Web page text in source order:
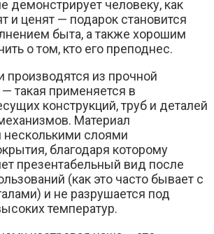
демонстрирует человеку, как
и ценят — подарок становится
быта, а также хорошим
о том, кто его преподнес.
из прочной
такая применяется в
конструкций, труб и деталей
Материал
несколькими слоями
благодаря которому
презентабельный вид после
(как это часто бывает с
и не разрушается под
температур.